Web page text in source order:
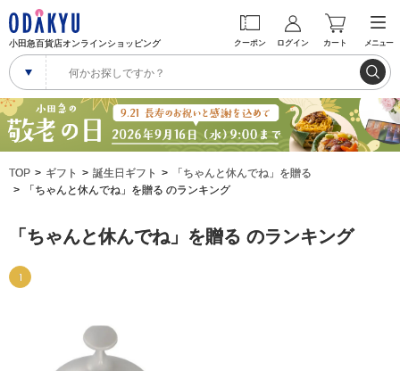
小田急百貨店オンラインショッピング クーポン ログイン カート メニュー
TOP ギフト 誕生日ギフト
「ちゃんと休んでね」を贈る
「ちゃんと休んでね」を贈る のランキング
「ちゃんと休んでね」を贈る のランキング
1